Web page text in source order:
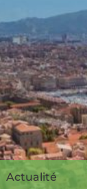
Actualité